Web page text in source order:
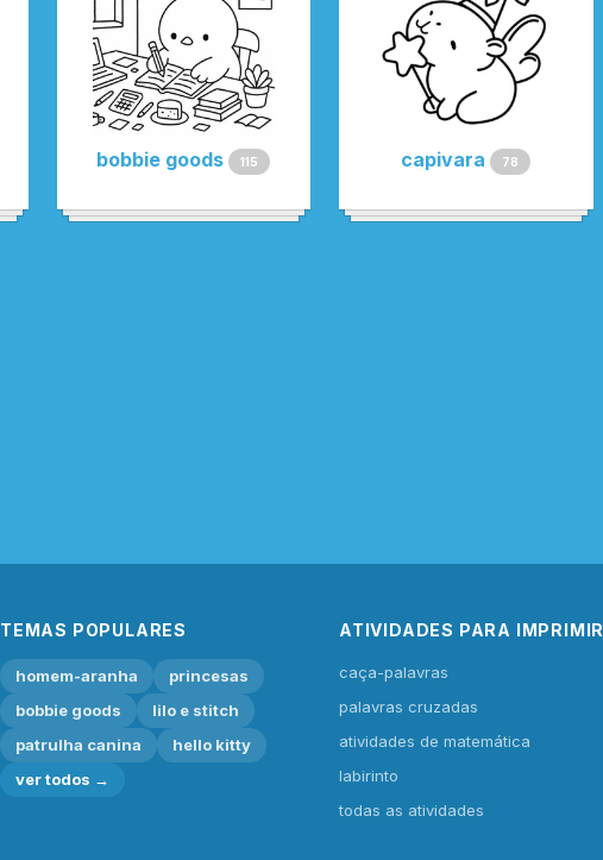
bobbie goods 115 capivara 78
TEMAS POPULARES
homem-aranha
princesas
bobbie goods
lilo e stitch
patrulha canina
hello kitty
ver todos →
ATIVIDADES PARA IMPRIMIR
caça-palavras
palavras cruzadas
atividades de matemática
labirinto
todas as atividades